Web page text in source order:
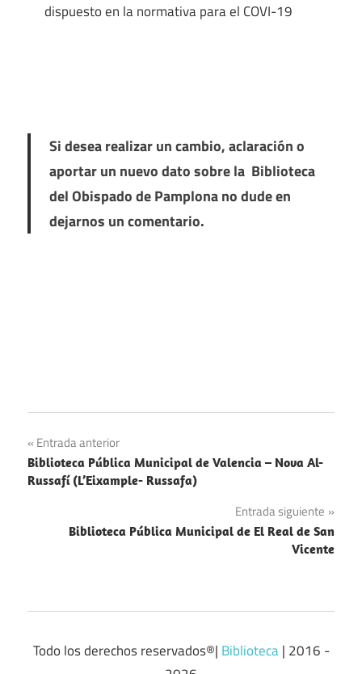
dispuesto en la normativa para el COVI-19
Si desea realizar un cambio, aclaración o
aportar un nuevo dato sobre la Biblioteca
del Obispado de Pamplona no dude en
dejarnos un comentario.
Navegación
de
Entrada anterior
Biblioteca Pública Municipal de Valencia – Nova Al-
Russafí (L’Eixample- Russafa)
Entrada siguiente
Biblioteca Pública Municipal de El Real de San
Vicente
Todo los derechos reservados®| Biblioteca| 2016 -